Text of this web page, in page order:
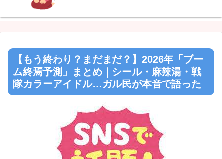
【もう終わり？まだまだ？】2026年「ブー
ム終焉予測」まとめ｜シール・麻辣湯・戦
隊カラーアイドル…ガル民が本音で語った